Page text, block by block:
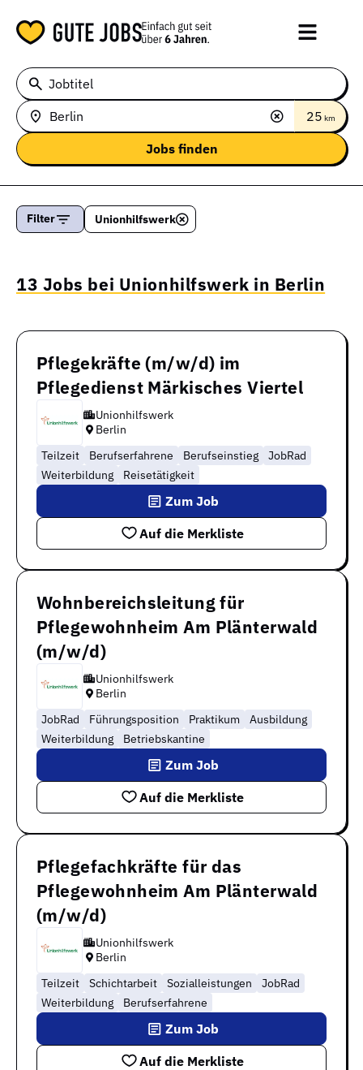
Jobtitel
25 km
Filter Unionhilfswerk
13 Jobs bei Unionhilfswerk in Berlin
Pflegekräfte (m/w/d) im
Pflegedienst Märkisches Viertel
Unionhilfswerk
Berlin
Teilzeit
Berufserfahrene Berufseinstieg
JobRad
Weiterbildung
Reisetätigkeit
Auf die Merkliste
Zum Job
Wohnbereichsleitung für
Pflegewohnheim Am Plänterwald
(m/w/d)
Unionhilfswerk
Berlin
JobRad
Führungsposition Praktikum
Ausbildung
Weiterbildung
Betriebskantine
Auf die Merkliste
Zum Job
Pflegefachkräfte für das
Pflegewohnheim Am Plänterwald
(m/w/d)
Unionhilfswerk
Berlin
Teilzeit
Schichtarbeit Sozialleistungen
JobRad
Weiterbildung
Berufserfahrene
Auf die Merkliste
Zum Job